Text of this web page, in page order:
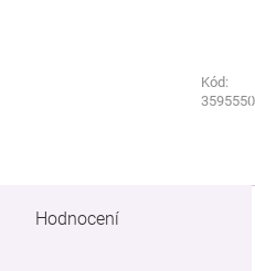
Kód:
Kód:
Hodnocení